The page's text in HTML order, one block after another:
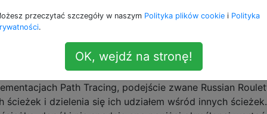
- przynajmniej wizualnie - na oszczędność energii, a
…
odpowiedzią?
Path Tracing, podejście zwane Russian
i dzielenia się ich udziałem wśród innych ścieżek.
przeczytać szczegóły w naszym Polityka plików cookie i Polityka
.
OK, wejdź na stronę!